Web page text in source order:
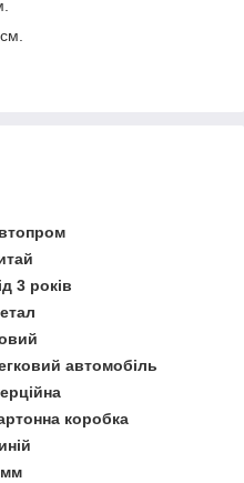
3 років
автомобіль
коробка